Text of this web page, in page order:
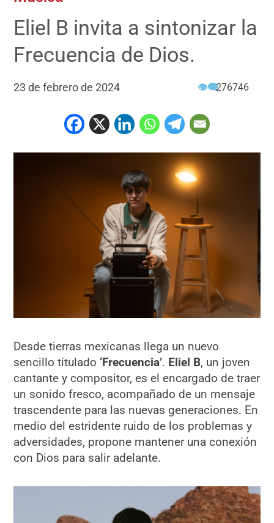
Eliel B invita a sintonizar la
Frecuencia de Dios.
23 de febrero de 2024 👁‍🗨276746
Desde tierras mexicanas llega un nuevo
sencillo titulado ‘Frecuencia’. Eliel B, un joven
cantante y compositor, es el encargado de traer
un sonido fresco, acompañado de un mensaje
trascendente para las nuevas generaciones. En
medio del estridente ruido de los problemas y
adversidades, propone mantener una conexión
con Dios para salir adelante.